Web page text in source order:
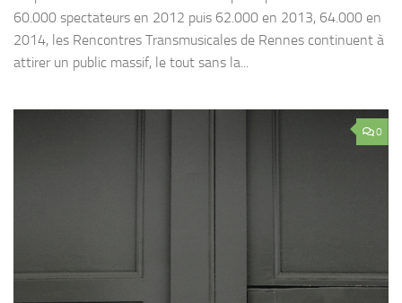
60.000 spectateurs en 2012 puis 62.000 en 2013, 64.000 en
2014, les Rencontres Transmusicales de Rennes continuent à
attirer un public massif, le tout sans la...
0